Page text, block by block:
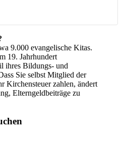
9.000 evangelische Kitas.
19. Jahrhundert
ihres Bildungs- und
Sie selbst Mitglied der
Kirchensteuer zahlen, ändert
Elterngeldbeiträge zu